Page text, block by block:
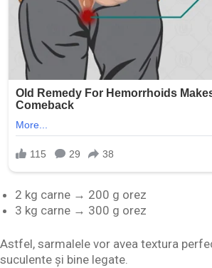
2 kg carne → 200 g orez
3 kg carne → 300 g orez
Astfel, sarmalele vor avea textura
suculente și bine legate.